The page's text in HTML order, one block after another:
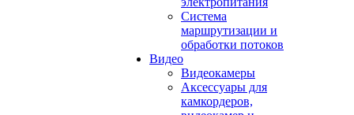
Система
маршрутизации и
обработки потоков
Видео
Видеокамеры
Аксессуары для
камкордеров,